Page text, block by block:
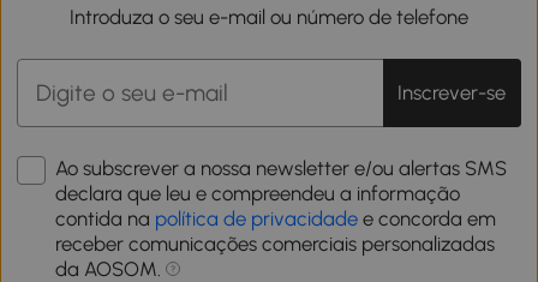
Introduza o seu e-mail ou número de telefone
Inscrever-se
Ao subscrever a nossa newsletter e/ou alertas SMS
declara que leu e compreendeu a informação
contida na política de privacidade e concorda em
receber comunicações comerciais personalizadas
da AOSOM.